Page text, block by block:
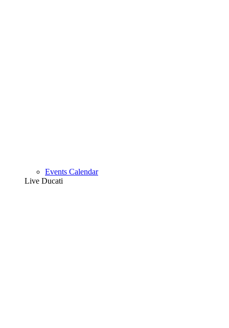
Events Calendar
Live Ducati